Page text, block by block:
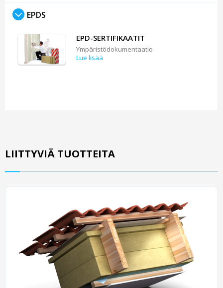
EPDS
EPD-SERTIFIKAATIT
Ympäristödokumentaatio
Lue lisää
LIITTYVIÄ TUOTTEITA